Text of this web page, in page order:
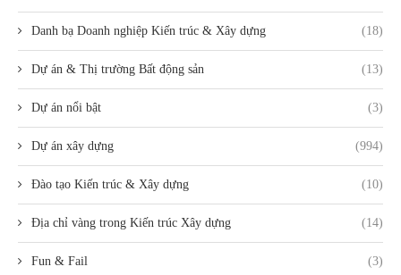
Danh bạ Doanh nghiệp Kiến trúc & Xây dựng (18)
Dự án & Thị trường Bất động sản (13)
Dự án nổi bật (3)
Dự án xây dựng (994)
Đào tạo Kiến trúc & Xây dựng (10)
Địa chỉ vàng trong Kiến trúc Xây dựng (14)
Fun & Fail (3)